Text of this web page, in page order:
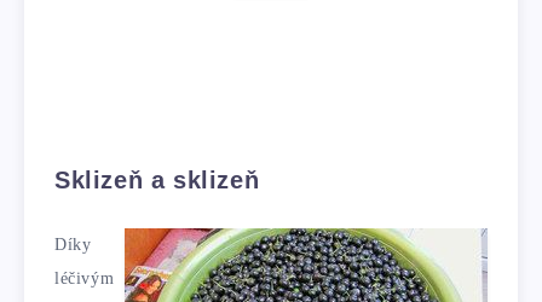
Sklizeň a sklizeň
Díky
léčivým